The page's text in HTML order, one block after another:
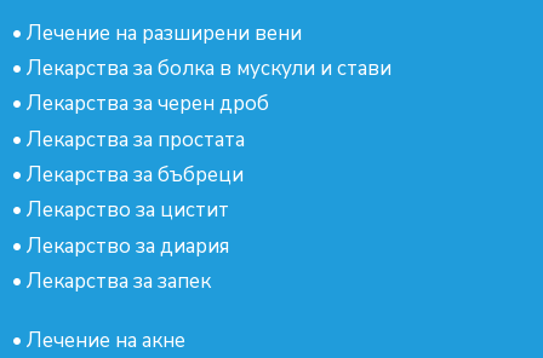
• Лечение на разширени вени
• Лекарства за болка в мускули и стави
• Лекарства за черен дроб
• Лекарства за простата
• Лекарства за бъбреци
• Лекарство за цистит
• Лекарство за диария
• Лекарства за запек
• Лечение на акне